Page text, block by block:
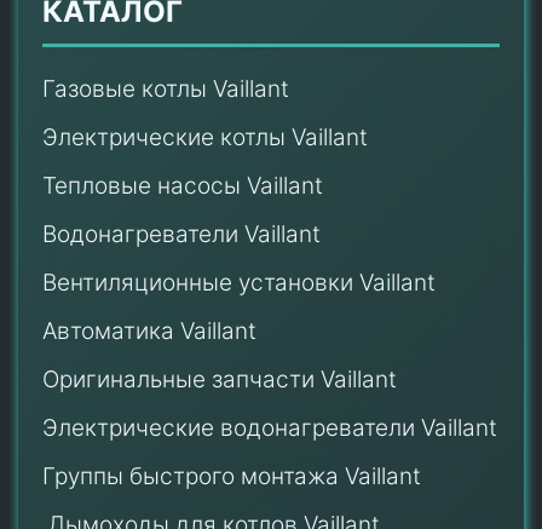
КАТАЛОГ
Газовые котлы Vaillant
Электрические котлы Vaillant
Тепловые насосы Vaillant
Водонагреватели Vaillant
Вентиляционные установки Vaillant
Автоматика Vaillant
Оригинальные запчасти Vaillant
Электрические водонагреватели Vaillant
Группы быстрого монтажа Vaillant